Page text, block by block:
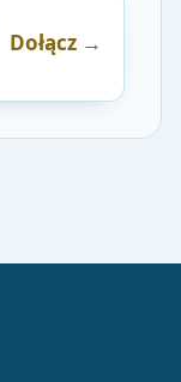
Dołącz →